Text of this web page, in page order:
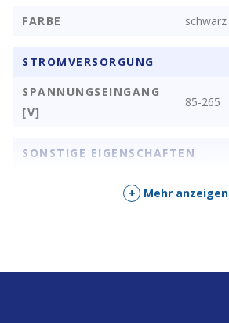
FARBE
schwarz
STROMVERSORGUNG
SPANNUNGSEINGANG
[V]
85-265
SONSTIGE EIGENSCHAFTEN
+ Mehr anzeigen